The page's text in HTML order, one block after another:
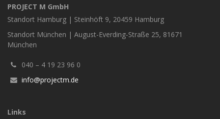
PROJECT M GmbH
Standort Hamburg | Steinhöft 9, 20459 Hamburg
Standort München | August-Everding-Straße 25, 81671
München
040 – 4 19 23 96 0
info@projectm.de
Links